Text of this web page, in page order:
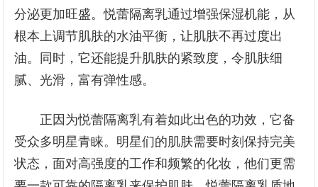
分泌更加旺盛。悦蕾隔离乳通过增强保湿机能，从
根本上调节肌肤的水油平衡，让肌肤不再过度出
油。同时，它还能提升肌肤的紧致度，令肌肤细
腻、光滑，富有弹性感。
正因为悦蕾隔离乳有着如此出色的功效，它备
受众多明星青睐。明星们的肌肤需要时刻保持完美
状态，面对高强度的工作和频繁的化妆，他们更需